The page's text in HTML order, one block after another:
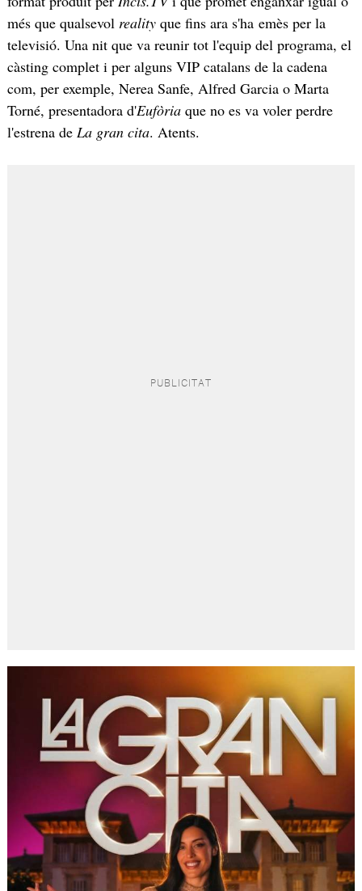
més que qualsevol reality que fins ara s'ha emès per la
televisió. Una nit que va reunir tot l'equip del programa, el
càsting complet i per alguns VIP catalans de la cadena
com, per exemple, Nerea Sanfe, Alfred Garcia o Marta
Torné, presentadora d'Eufòriaque no es va voler perdre
l'estrena de La gran cita. Atents.